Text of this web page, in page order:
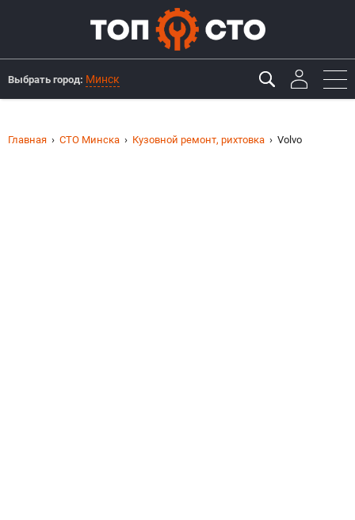
Выбрать город: Минск
Главная СТО Минска Кузовной ремонт, рихтовка Volvo